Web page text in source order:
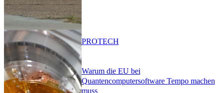
Warum die EU bei
Quantencomputersoftware Tempo machen
muss
PROTECH